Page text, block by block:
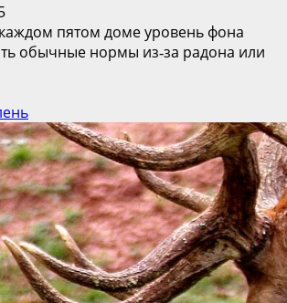
пятом доме уровень фона
обычные нормы из‑за радона или